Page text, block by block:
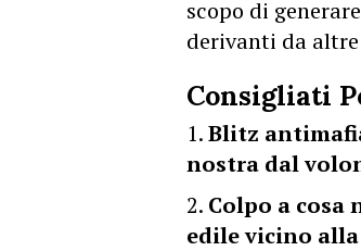
scopo di
derivanti da
Consigliati
Blitz
nostra dal
Colpo a
edile vicino